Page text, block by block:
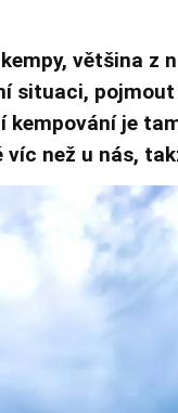
většina z
situaci,
kempování je
než u nás,